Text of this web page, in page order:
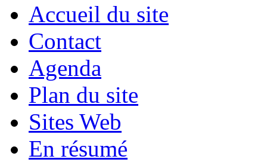
Accueil du site
Contact
Agenda
Plan du site
Sites Web
En résumé